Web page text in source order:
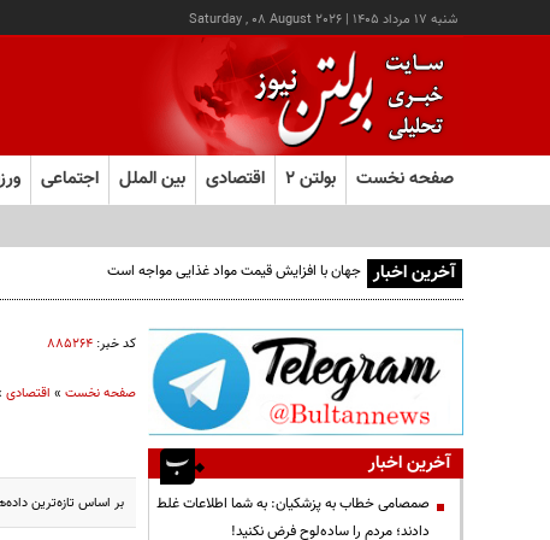
شنبه ۱۷ مرداد ۱۴۰۵ |
Saturday , 08 August 2026
صفحه نخست بولتن ۲ اقتصادی بین الملل اجتماعی
آخرین اخبار
کد خبر: ۸۸۵۲۶۴
صفحه نخست» اقتصادی
بر اساس تازه‌ترین داده‌های منتشر شده
آخرین اخبار
صمصامی خطاب به پزشکیان: به شما اطلاعات غلط
دادند؛ مردم را ساده‌لوح فرض نکنید!